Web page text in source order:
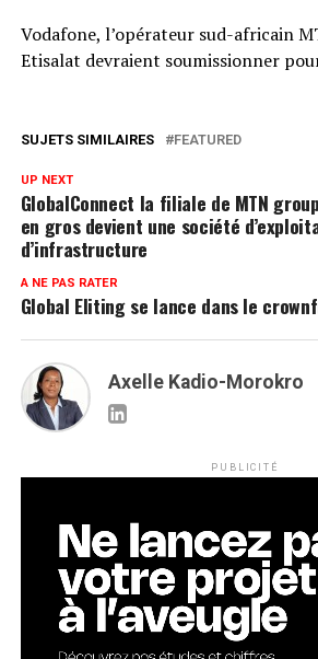
Vodafone, l’opérateur sud-africain
Etisalat devraient soumissionner
SUJETS SIMILAIRES FEATURED
UP NEXT
GlobalConnect la filiale de MTN
en gros devient une société
d’infrastructure
A NE PAS RATER
Global Eliting se lance dans le
Axelle Kadio-Morokro
PUBLICITÉ